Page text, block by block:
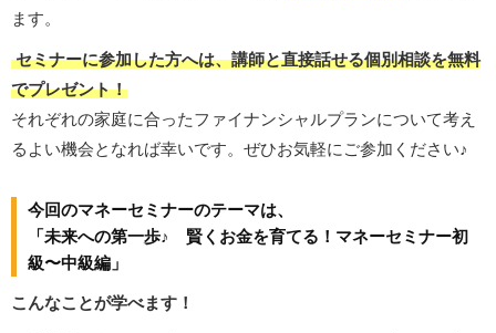
ます。
セミナーに参加した方へは、講師と直接話せる個別相談を無料
でプレゼント！
それぞれの家庭に合ったファイナンシャルプランについて考え
るよい機会となれば幸いです。ぜひお気軽にご参加ください♪
今回のマネーセミナーのテーマは、
「未来への第一歩♪ 賢くお金を育てる！マネーセミナー初
級〜中級編」
こんなことが学べます！